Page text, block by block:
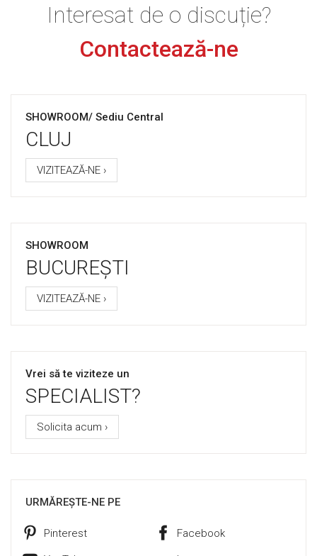
Interesat de o discuție?
Contactează-ne
SHOWROOM/ Sediu Central
CLUJ
VIZITEAZĂ-NE ›
SHOWROOM
BUCUREȘTI
VIZITEAZĂ-NE ›
Vrei să te viziteze un
SPECIALIST?
Solicita acum ›
URMĂREȘTE-NE PE
Pinterest Facebook